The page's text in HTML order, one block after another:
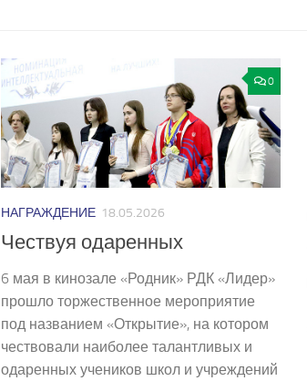
0
НАГРАЖДЕНИЕ 18.05.2026
Чествуя одаренных
6 мая в кинозале «Родник» РДК «Лидер»
прошло торжественное мероприятие
под названием «Открытие», на котором
чествовали наиболее талантливых и
одаренных учеников школ и учреждений